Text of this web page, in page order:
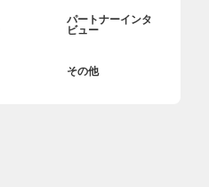
パートナーインタ
ビュー
その他